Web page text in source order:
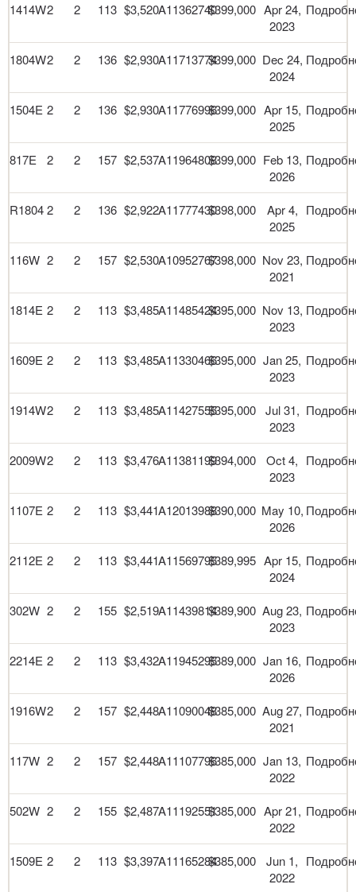
1414W2 2 113 $3,520A11362740$399,000 Apr 24,
2023
1804W2 2 136 $2,930A11713774$399,000 Dec 24,
2024
1504E 2 2 136 $2,930A11776996$399,000 Apr 15,
2025
817E 2 2 157 $2,537A11964808$399,000 Feb 13,
2026
R18042 2 136 $2,922A11777430$398,000
Apr 4,
2025
116W 2 2 157 $2,530A10952767$398,000 Nov 23,
2021
1814E 2 2 113 $3,485A11485424$395,000 Nov 13,
2023
1609E 2 2 113 $3,485A11330466$395,000 Jan 25,
2023
1914W2 2 113 $3,485A11427555$395,000 Jul 31,
2023
2009W2 2 113 $3,476A11381199$394,000
Oct 4,
2023
1107E 2 2 113 $3,441A12013988$390,000 May 10,
2026
2112E 2 2 113 $3,441A11569795$389,995 Apr 15,
2024
302W 2 2 155 $2,519A11439814$389,900 Aug 23,
2023
2214E 2 2 113 $3,432A11945295$389,000 Jan 16,
2026
1916W2 2 157 $2,448A11090048$385,000 Aug 27,
2021
117W 2 2 157 $2,448A11107796$385,000 Jan 13,
2022
502W 2 2 155 $2,487A11192551$385,000 Apr 21,
2022
1509E 2 2 113 $3,397A11165284$385,000
Jun 1,
2022